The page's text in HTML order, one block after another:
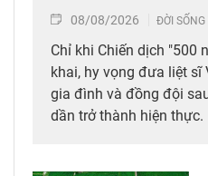
08/08/2026 ĐỜI SỐNG
Chỉ khi Chiến dịch "500
khai, hy vọng đưa liệt sĩ
gia đình và đồng đội
dần trở thành hiện thực.